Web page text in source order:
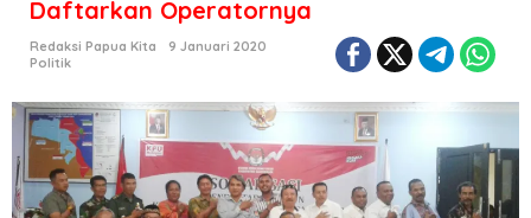
Daftarkan Operatornya
Redaksi Papua Kita
9 Januari 2020
Politik